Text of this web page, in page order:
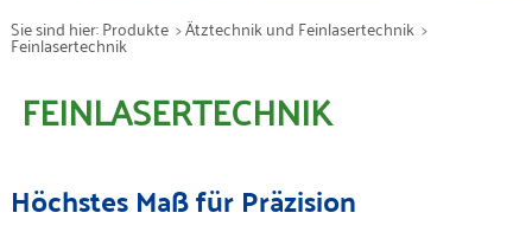
Service
Produkte
Branchen
Sie sind hier:Produkte Ätztechnik und Feinlasertechnik
Feinlasertechnik
FEINLASERTECHNIK
Höchstes Maß für Präzision